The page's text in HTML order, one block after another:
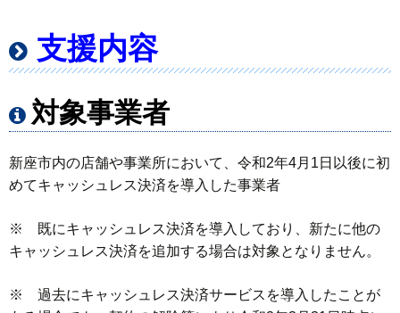
支援内容
対象事業者
新座市内の店舗や事業所において、令和2年4月1日以後に初
めてキャッシュレス決済を導入した事業者
※ 既にキャッシュレス決済を導入しており、新たに他の
キャッシュレス決済を追加する場合は対象となりません。
※ 過去にキャッシュレス決済サービスを導入したことが